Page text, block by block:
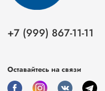
+7 (999) 867-11-11
Оставайтесь на связи